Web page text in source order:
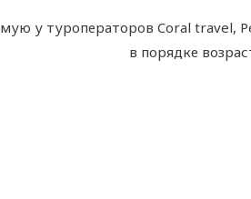
у туроператоров Coral travel,
в порядке